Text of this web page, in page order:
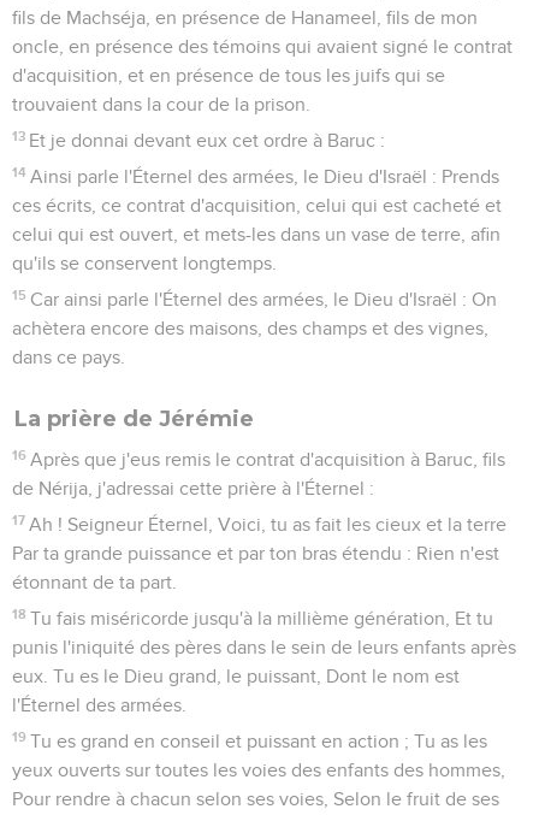
fils de Machséja, en présence de Hanameel, fils de mon
oncle, en présence des témoins qui avaient signé le contrat
d'acquisition, et en présence de tous les juifs qui se
trouvaient dans la cour de la prison.
13 Et je donnai devant eux cet ordre à Baruc :
14 Ainsi parle l'Éternel des armées, le Dieu d'Israël : Prends
ces écrits, ce contrat d'acquisition, celui qui est cacheté et
celui qui est ouvert, et mets-les dans un vase de terre, afin
qu'ils se conservent longtemps.
15 Car ainsi parle l'Éternel des armées, le Dieu d'Israël : On
achètera encore des maisons, des champs et des vignes,
dans ce pays.
La prière de Jérémie
16 Après que j'eus remis le contrat d'acquisition à Baruc, fils
de Nérija, j'adressai cette prière à l'Éternel :
17 Ah ! Seigneur Éternel, Voici, tu as fait les cieux et la terre
Par ta grande puissance et par ton bras étendu : Rien n'est
étonnant de ta part.
18 Tu fais miséricorde jusqu'à la millième génération, Et tu
punis l'iniquité des pères dans le sein de leurs enfants après
eux. Tu es le Dieu grand, le puissant, Dont le nom est
l'Éternel des armées.
19 Tu es grand en conseil et puissant en action ; Tu as les
yeux ouverts sur toutes les voies des enfants des hommes,
Pour rendre à chacun selon ses voies, Selon le fruit de ses